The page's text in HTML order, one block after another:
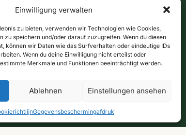
Einwilligung verwalten
zu bieten, verwenden wir Technologien wie Cookies,
zu speichern und/oder darauf zuzugreifen. Wenn du diesen
können wir Daten wie das Surfverhalten oder eindeutige IDs
Wenn du deine Einwilligung nicht erteilst oder
Merkmale und Funktionen beeinträchtigt werden.
Ablehnen Einstellungen ansehen
Gegevensbeschermingafdruk
brouwen
Openingstijden
Nieuwsbrief
Online winkel
Bonnen